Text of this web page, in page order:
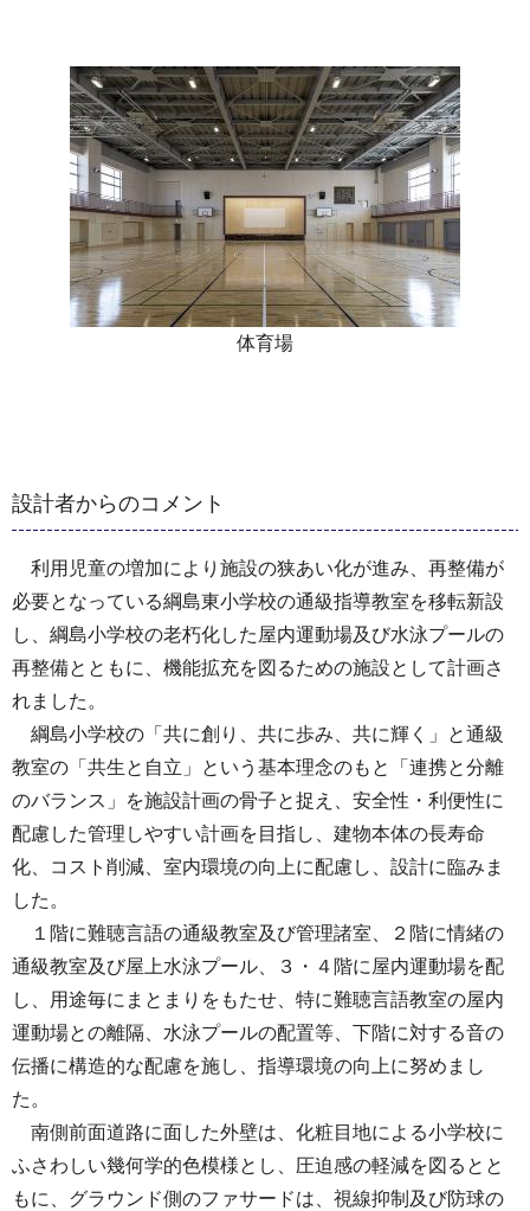
体育場
設計者からのコメント
利用児童の増加により施設の狭あい化が進み、再整備が
必要となっている綱島東小学校の通級指導教室を移転新設
し、綱島小学校の老朽化した屋内運動場及び水泳プールの
再整備とともに、機能拡充を図るための施設として計画さ
れました。
綱島小学校の「共に創り、共に歩み、共に輝く」と通級
教室の「共生と自立」という基本理念のもと「連携と分離
のバランス」を施設計画の骨子と捉え、安全性・利便性に
配慮した管理しやすい計画を目指し、建物本体の長寿命
化、コスト削減、室内環境の向上に配慮し、設計に臨みま
した。
１階に難聴言語の通級教室及び管理諸室、２階に情緒の
通級教室及び屋上水泳プール、３・４階に屋内運動場を配
し、用途毎にまとまりをもたせ、特に難聴言語教室の屋内
運動場との離隔、水泳プールの配置等、下階に対する音の
伝播に構造的な配慮を施し、指導環境の向上に努めまし
た。
南側前面道路に面した外壁は、化粧目地による小学校に
ふさわしい幾何学的色模様とし、圧迫感の軽減を図るとと
もに、グラウンド側のファサードは、視線抑制及び防球の